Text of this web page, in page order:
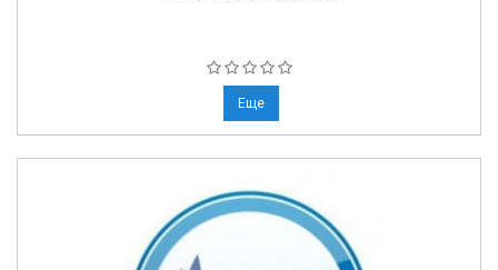
Еще